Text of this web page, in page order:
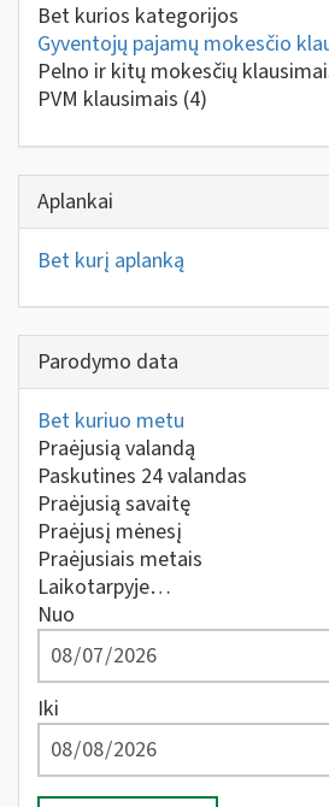
Bet kurios kategorijos
Gyventojų pajamų mokesčio
Pelno ir kitų mokesčių
PVM klausimais (4)
Aplankai
Bet kurį aplanką
Parodymo data
Bet kuriuo metu
Praėjusią valandą
Paskutines 24 valandas
Praėjusią savaitę
Praėjusį mėnesį
Praėjusiais metais
Laikotarpyje…
Nuo
Iki